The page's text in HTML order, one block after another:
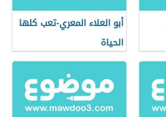
أبو العلاء المعري-تعب كلها
الحياة